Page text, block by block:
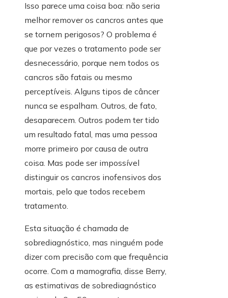
Isso parece uma coisa boa: não seria
melhor remover os cancros antes que
se tornem perigosos? O problema é
que por vezes o tratamento pode ser
desnecessário, porque nem todos os
cancros são fatais ou mesmo
perceptíveis. Alguns tipos de câncer
nunca se espalham. Outros, de fato,
desaparecem. Outros podem ter tido
um resultado fatal, mas uma pessoa
morre primeiro por causa de outra
coisa. Mas pode ser impossível
distinguir os cancros inofensivos dos
mortais, pelo que todos recebem
tratamento.
Esta situação é chamada de
sobrediagnóstico, mas ninguém pode
dizer com precisão com que frequência
ocorre. Com a mamografia, disse Berry,
as estimativas de sobrediagnóstico